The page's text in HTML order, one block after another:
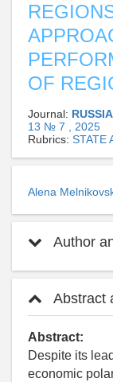
OF
Journal:
13 № 7 , 2025
Rubrics: STATE
Alena
Author
Abstract
Abstract:
Despite its
economic